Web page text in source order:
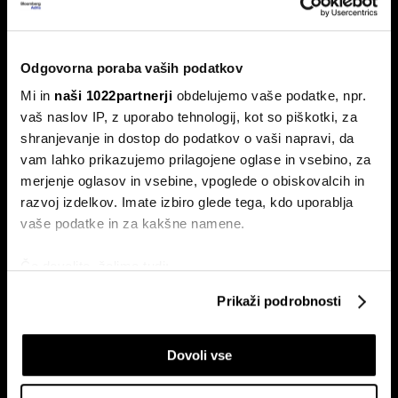
Odgovorna poraba vaših podatkov
Mi in naši 1022partnerji obdelujemo vaše podatke, npr.
vaš naslov IP, z uporabo tehnologij, kot so piškotki, za
shranjevanje in dostop do podatkov o vaši napravi, da
vam lahko prikazujemo prilagojene oglase in vsebino, za
merjenje oglasov in vsebine, vpoglede o obiskovalcih in
razvoj izdelkov. Imate izbiro glede tega, kdo uporablja
vaše podatke in za kakšne namene.
Identificirati napravo z aktivnim preverjanjem
lastnosti (odčitavanje prstnih odtisov)
Poglejte si še, kako se obdelujejo vaši osebni podatki in
Prikaži podrobnosti
Dovoli vse
Nemčija voli: Zgodovinsko zmago
AfD in potop Merza lahko prepreči le
'slovenski scenarij'
Predpomorjanski deželne volitve, ki bodo podale oceno
Merzeve vlade.
pride do motenj, lahko samo
Pred vmesnimi volitvami v ZDA:
geopolitiko'